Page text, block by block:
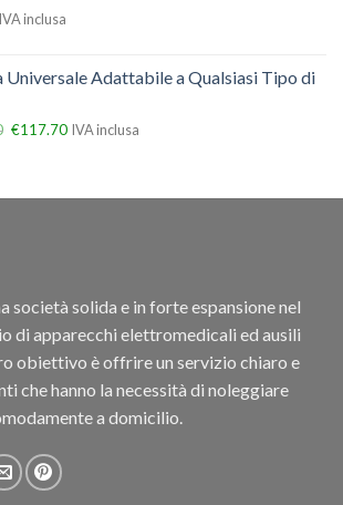
IVA inclusa
Universale Adattabile a Qualsiasi Tipo di
€117.70 IVA inclusa
società solida e in forte espansione nel
di apparecchi elettromedicali ed ausili
obiettivo è offrire un servizio chiaro e
che hanno la necessità di noleggiare
a domicilio.